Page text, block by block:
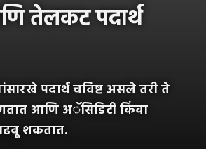
तेलकट पदार्थ
पदार्थ चविष्ट असले तरी ते
आणि अॅसिडिटी किंवा
शकतात.